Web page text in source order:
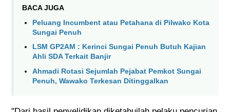
BACA JUGA
Peluang Incumbent atau Petahana di Pilwako Kota
Sungai Penuh
LSM GP2AM : Kerinci Sungai Penuh Butuh Kajian
Ahli SDA Terkait Banjir
Ahmadi Rotasi Sejumlah Pejabat Pemkot Sungai
Penuh, Wawako Terkesan Ditinggalkan